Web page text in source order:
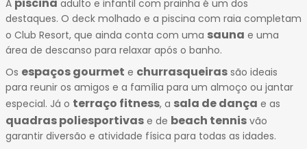
A
adulto e infantil com prainha é um dos
destaques. O deck molhado e a piscina com raia completam
o Club Resort, que ainda conta com uma sauna e uma
área de descanso para relaxar após o banho.
Os espaços gourmet e churrasqueiras são ideais
para reunir os amigos e a família para um almoço ou jantar
especial. Já o terraço fitness, a sala de dança e as
quadras poliesportivas e de beach tennis vão
garantir diversão e atividade física para todas as idades.